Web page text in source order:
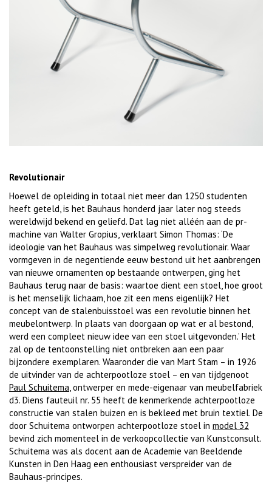
Revolutionair
Hoewel de opleiding in totaal niet meer dan 1250 studenten
heeft geteld, is het Bauhaus honderd jaar later nog steeds
wereldwijd bekend en geliefd. Dat lag niet alléén aan de pr-
machine van Walter Gropius, verklaart Simon Thomas: ‘De
ideologie van het Bauhaus was simpelweg revolutionair. Waar
vormgeven in de negentiende eeuw bestond uit het aanbrengen
van nieuwe ornamenten op bestaande ontwerpen, ging het
Bauhaus terug naar de basis: waartoe dient een stoel, hoe groot
is het menselijk lichaam, hoe zit een mens eigenlijk? Het
concept van de stalenbuisstoel was een revolutie binnen het
meubelontwerp. In plaats van doorgaan op wat er al bestond,
werd een compleet nieuw idee van een stoel uitgevonden.’ Het
zal op de tentoonstelling niet ontbreken aan een paar
bijzondere exemplaren. Waaronder die van Mart Stam – in 1926
de uitvinder van de achterpootloze stoel – en van tijdgenoot
Paul Schuitema, ontwerper en mede-eigenaar van meubelfabriek
d3. Diens fauteuil nr. 55 heeft de kenmerkende achterpootloze
constructie van stalen buizen en is bekleed met bruin textiel. De
door Schuitema ontworpen achterpootloze stoel in model 32
bevind zich momenteel in de verkoopcollectie van Kunstconsult.
Schuitema was als docent aan de Academie van Beeldende
Kunsten in Den Haag een enthousiast verspreider van de
Bauhaus-principes.